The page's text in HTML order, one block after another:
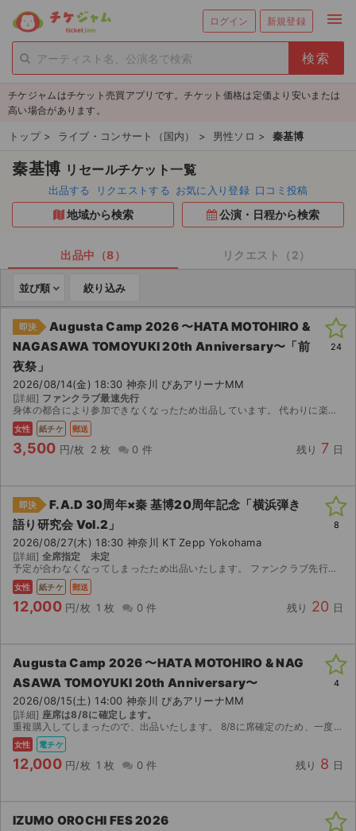
ログイン 新規登録 menu
person_add 新規会員登録
チケットを探す
新着チケット
値下げしたチケット
都道府県からチケットを探す
チケットのリクエスト一覧
取扱チケット
ライブ・コンサート（国内）
ライブ・コンサート（海外）
イベント
スポーツ
ご利用ガイド
ご利用ガイド
手数料・お支払い方法
よくある質問
お知らせ
チケジャムはチケット売買アプリです。チケット価格は定価より安いまたは
高い場合があります。
トップ > ライブ・コンサート（国内） > 男性ソロ > 秦基博
秦基博 リセールチケット一覧
出品する リクエストする お気に入り登録 口コミ投稿
地域から検索 公演・日程から検索
出品中（8） リクエスト（2）
並び順 絞り込み
即決
Augusta Camp 2026 〜HATA MOTOHIRO &
NAGASAWA TOMOYUKI 20th Anniversary〜「前
夜祭」
2026/08/14(金) 18:30 神奈川 ぴあアリーナMM
[詳細] ファンクラブ最速先行
身体の都合により参加できなくなったため出品しています。 代わりに楽しんでいただける方がいれば嬉しいです。
女性 紙チケ 郵送
3,500 円/枚 2 枚 0 件 残り 7 日
24
即決
F.A.D 30周年×秦 基博20周年記念「横浜弾き
語り研究会 Vol.2」
2026/08/27(木) 18:30 神奈川 KT Zepp Yokohama
[詳細] 全席指定 未定
予定が合わなくなってしまったため出品いたします。 ファンクラブ先行で当選したチケットです。 【お渡し方法】 8月20日 発券可能になり次第郵送にてチケットをお送りします。 【注意...
女性 紙チケ 郵送
12,000 円/枚 1 枚 0 件 残り 20 日
8
Augusta Camp 2026 〜HATA MOTOHIRO & NAG
ASAWA TOMOYUKI 20th Anniversary〜
2026/08/15(土) 14:00 神奈川 ぴあアリーナMM
[詳細] 座席は8/8に確定します。
重複購入してしまったので、出品いたします。 8/8に席確定のため、一度発券後、電子チケットの分配をさせてもらいたいと思っています。
女性 電チケ
12,000 円/枚 1 枚 0 件 残り 8 日
4
IZUMO OROCHI FES 2026